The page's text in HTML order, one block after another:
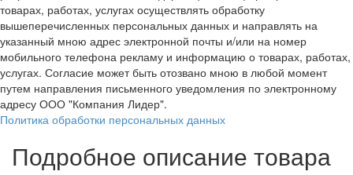
товарах, работах, услугах осуществлять обработку
вышеперечисленных персональных данных и направлять на
указанный мною адрес электронной почты и/или на номер
мобильного телефона рекламу и информацию о товарах, работах,
услугах. Согласие может быть отозвано мною в любой момент
путем направления письменного уведомления по электронному
адресу ООО "Компания Лидер".
Политика обработки персональных данных
Подробное описание товара